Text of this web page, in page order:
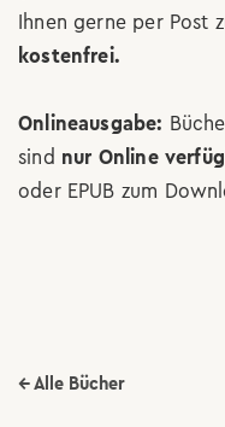
Ihnen gerne per Post
kostenfrei.
Onlineausgabe:
sind nur Online
oder EPUB zum
← Alle Bücher